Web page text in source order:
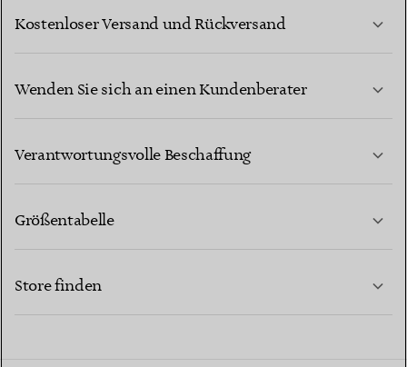
Kostenloser Versand und Rückversand
Wenden Sie sich an einen Kundenberater
Verantwortungsvolle Beschaffung
Größentabelle
Store finden